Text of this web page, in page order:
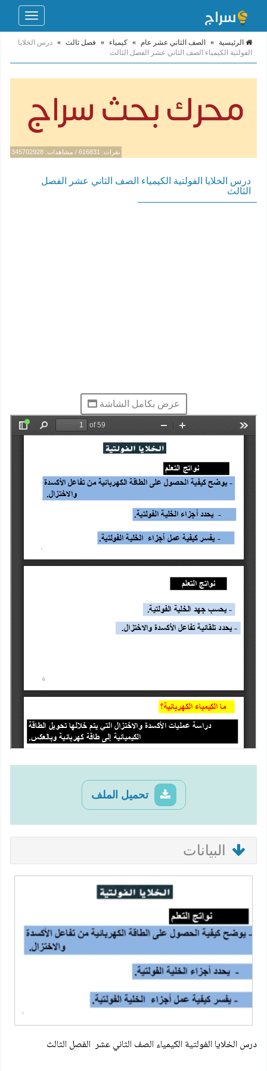
Toggle
الرئيسية » الصف الثاني عشر عام » كيمياء » فصل ثالث » درس الخلايا
الفولتية الكيمياء الصف الثاني عشر الفصل الثالث
نقرات: 616831 / مشاهدات: 345702928
درس الخلايا الفولتية الكيمياء الصف الثاني عشر الفصل
الثالث
عرض بكامل الشاشة
تحميل الملف
البيانات
درس الخلايا الفولتية الكيمياء الصف الثاني عشر الفصل الثالث